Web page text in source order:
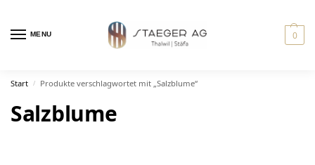
MENU 0
Start / Produkte verschlagwortet mit „Salzblume“
Salzblume